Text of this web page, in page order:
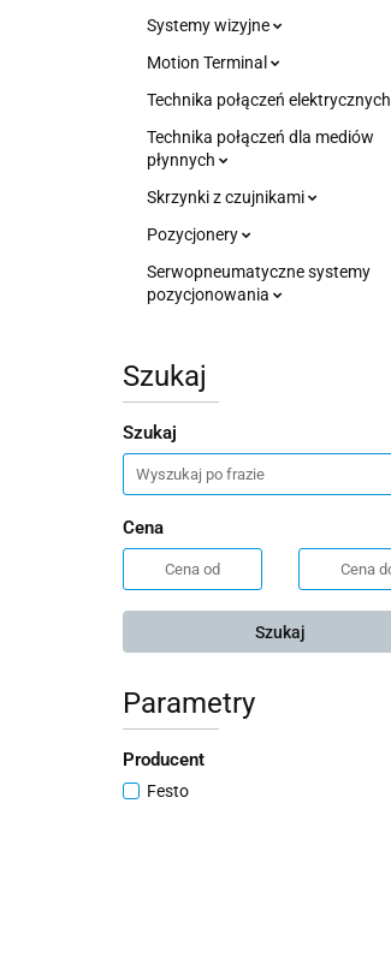
Systemy wizyjne
Motion Terminal
Technika połączeń elektrycznych
Technika połączeń dla mediów
płynnych
Skrzynki z czujnikami
Pozycjonery
Serwopneumatyczne systemy
pozycjonowania
Szukaj
Szukaj
Cena
Szukaj
Parametry
Producent
Festo